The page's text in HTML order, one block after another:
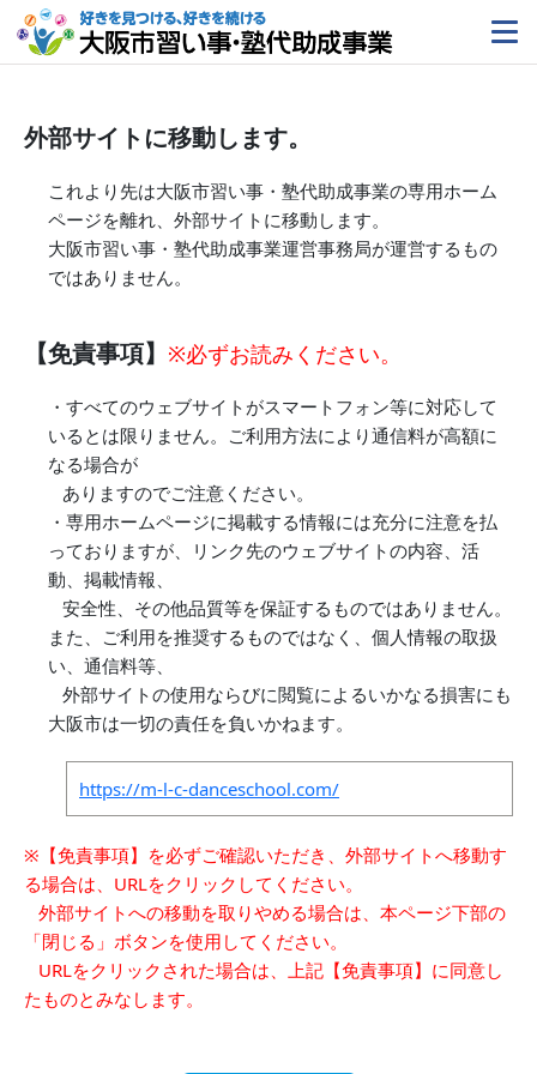
外部サイトに移動します。
これより先は大阪市習い事・塾代助成事業の専用ホーム
ページを離れ、外部サイトに移動します。
大阪市習い事・塾代助成事業運営事務局が運営するもの
ではありません。
【免責事項】 ※必ずお読みください。
・すべてのウェブサイトがスマートフォン等に対応して
いるとは限りません。ご利用方法により通信料が高額に
なる場合が
ありますのでご注意ください。
・専用ホームページに掲載する情報には充分に注意を払
っておりますが、リンク先のウェブサイトの内容、活
動、掲載情報、
安全性、その他品質等を保証するものではありません。
また、ご利用を推奨するものではなく、個人情報の取扱
い、通信料等、
外部サイトの使用ならびに閲覧によるいかなる損害にも
大阪市は一切の責任を負いかねます。
https://m-l-c-danceschool.com/
※【免責事項】を必ずご確認いただき、外部サイトへ移動す
る場合は、URLをクリックしてください。
外部サイトへの移動を取りやめる場合は、本ページ下部の
「閉じる」ボタンを使用してください。
URLをクリックされた場合は、上記【免責事項】に同意し
たものとみなします。